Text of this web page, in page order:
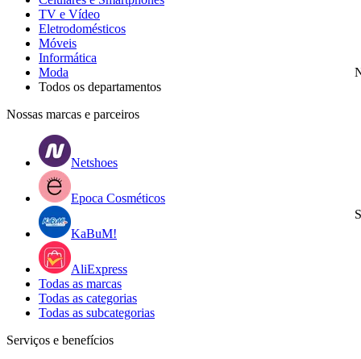
TV e Vídeo
Eletrodomésticos
Móveis
Informática
Moda
Todos os departamentos
Nossas marcas e parceiros
Netshoes
Epoca Cosméticos
KaBuM!
AliExpress
Todas as marcas
Todas as categorias
Todas as subcategorias
Serviços e benefícios